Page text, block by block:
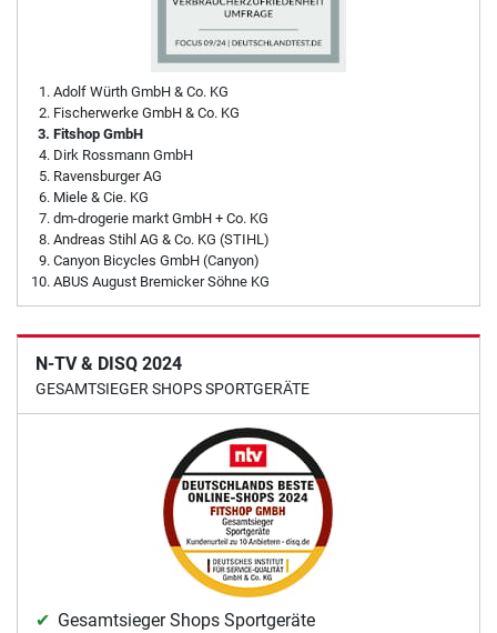
Adolf Würth GmbH & Co. KG
Fischerwerke GmbH & Co. KG
Fitshop GmbH
Dirk Rossmann GmbH
Ravensburger AG
Miele & Cie. KG
dm-drogerie markt GmbH + Co. KG
Andreas Stihl AG & Co. KG (STIHL)
Canyon Bicycles GmbH (Canyon)
ABUS August Bremicker Söhne KG
N-TV & DISQ 2024
GESAMTSIEGER SHOPS SPORTGERÄTE
Gesamtsieger Shops Sportgeräte